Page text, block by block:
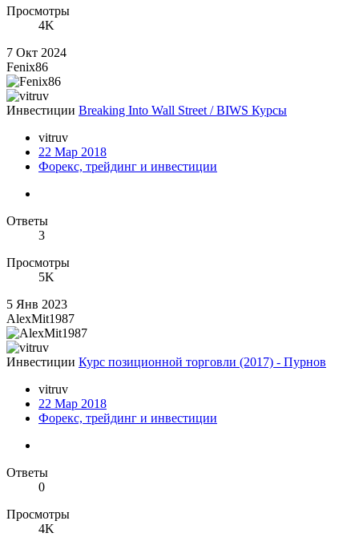
Просмотры
4K
7 Окт 2024
Fenix86
Инвестиции Breaking Into Wall Street / BIWS Курсы
vitruv
22 Мар 2018
Форекс, трейдинг и инвестиции
Ответы
3
Просмотры
5K
5 Янв 2023
AlexMit1987
Инвестиции Курс позиционной торговли (2017) - Пурнов
vitruv
22 Мар 2018
Форекс, трейдинг и инвестиции
Ответы
0
Просмотры
4K